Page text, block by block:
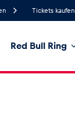
Tickets kaufen
Red Bull Ring